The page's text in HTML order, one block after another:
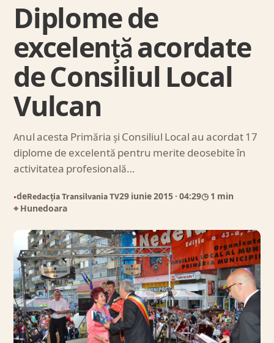
Diplome de
excelență acordate
de Consiliul Local
Vulcan
Anul acesta Primăria și Consiliul Local au acordat 17
diplome de excelentă pentru merite deosebite în
activitatea profesională…
●deRedacția Transilvania TV29 iunie 2015 · 04:29◷ 1 min
⌖ Hunedoara